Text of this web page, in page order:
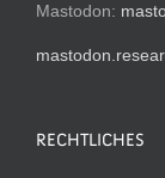
Mastodon:
RECHTLICHES